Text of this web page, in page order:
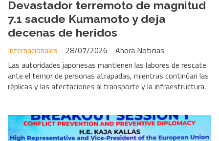
Devastador terremoto de magnitud
7.1 sacude Kumamoto y deja
decenas de heridos
Ahora Noticias
Internacionales
28/07/2026
Las autoridades japonesas mantienen las labores de rescate
ante el temor de personas atrapadas, mientras continúan las
réplicas y las afectaciones al transporte y la infraestructura.